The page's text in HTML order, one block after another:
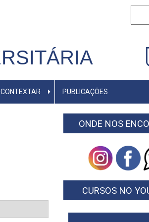
CONTEXTAR PUBLICAÇÕES
ONDE NOS
CURSOS NO